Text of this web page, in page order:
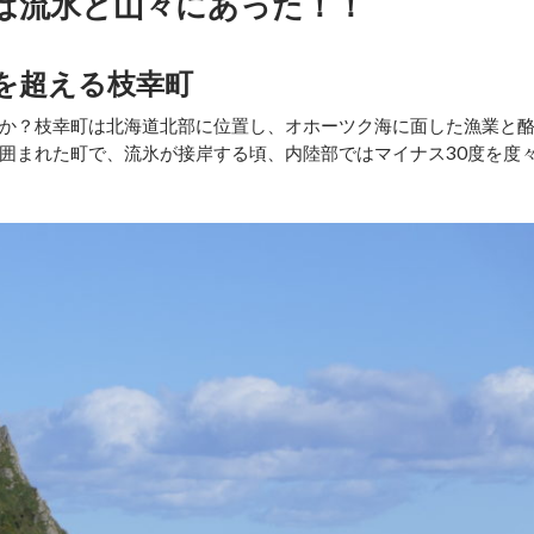
超える枝幸町
枝幸町は北海道北部に位置し、オホーツク海に面した漁業と酪
まれた町で、流氷が接岸する頃、内陸部ではマイナス30度を度